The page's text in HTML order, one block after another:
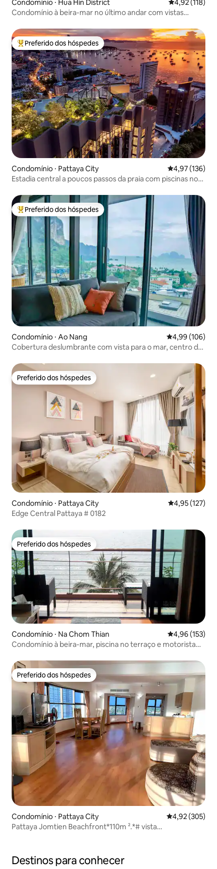
Condomínio ⋅ Hua Hin District 4,92 de uma
4,92 (118)
Condomínio à beira-mar no último andar com vistas
Entre os melhores preferidos dos hóspedes
Preferido dos hóspedes
Condomínio ⋅ Pattaya City 4,97 de uma
4,97 (136)
Estadia central a poucos passos da praia com piscinas no
Entre os melhores preferidos dos hóspedes
Preferido dos hóspedes
Condomínio ⋅ Ao Nang 4,99 de uma
4,99 (106)
Cobertura deslumbrante com vista para o mar, centro de
Preferido dos hóspedes
Preferido dos hóspedes
Condomínio ⋅ Pattaya City 4,95 de uma
4,95 (127)
Edge Central Pattaya # 0182
Preferido dos hóspedes
Preferido dos hóspedes
Condomínio ⋅ Na Chom Thian 4,96 de uma
4,96 (153)
Condomínio à beira-mar, piscina no terraço e motorista
Preferido dos hóspedes
Preferido dos hóspedes
Condomínio ⋅ Pattaya City 4,92 de uma
4,92 (305)
Pattaya Jomtien Beachfront*110m ².*# vista
Destinos para conhecer